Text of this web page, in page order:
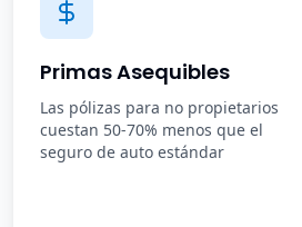
Primas Asequibles
Las pólizas para no propietarios
cuestan 50-70% menos que el
seguro de auto estándar